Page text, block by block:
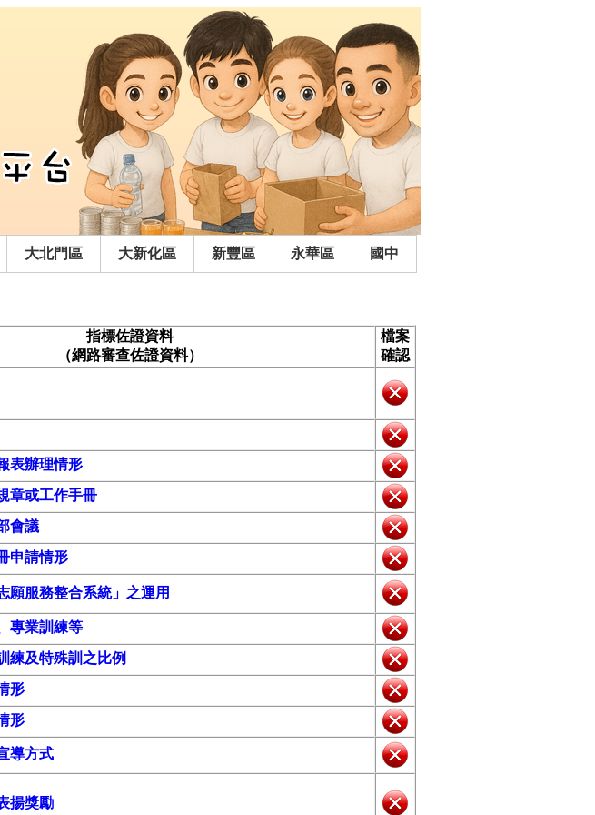
大北門區 大新化區 新豐區 永華區 國中
指標佐證資料
（網路審查佐證資料）
檔案
確認
表辦理情形
章或工作手冊
會議
申請情形
願服務整合系統」之運用
專業訓練等
練及特殊訓之比例
形
形
導方式
揚獎勵